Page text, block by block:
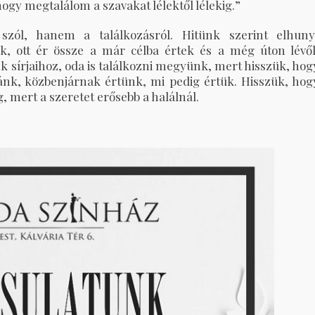
megtalálom a szavakat lélektől lélekig.”
hanem a találkozásról. Hitünk szerint
ott ér össze a már célba értek és a még úton
sírjaihoz, oda is találkozni megyünk, mert hisszük,
közbenjárnak értünk, mi pedig értük. Hisszük,
mert a szeretet erősebb a halálnál.